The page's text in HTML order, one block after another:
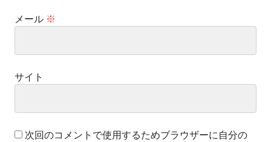
メール ※
サイト
次回のコメントで使用するためブラウザーに自分の